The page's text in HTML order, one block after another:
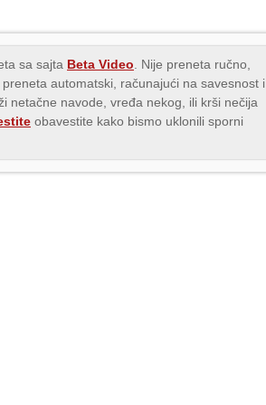
sa sajta Beta Video . Nije preneta ručno,
automatski, računajući na savesnost i
netačne navode, vređa nekog, ili krši nečija
obavestite kako bismo uklonili sporni